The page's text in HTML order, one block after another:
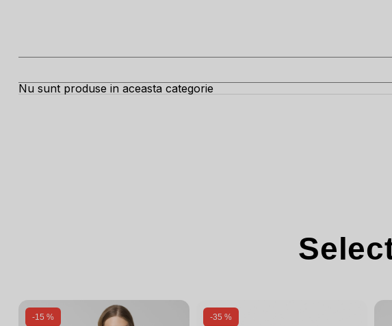
Nu sunt produse in aceasta categorie
-15 % -35 %